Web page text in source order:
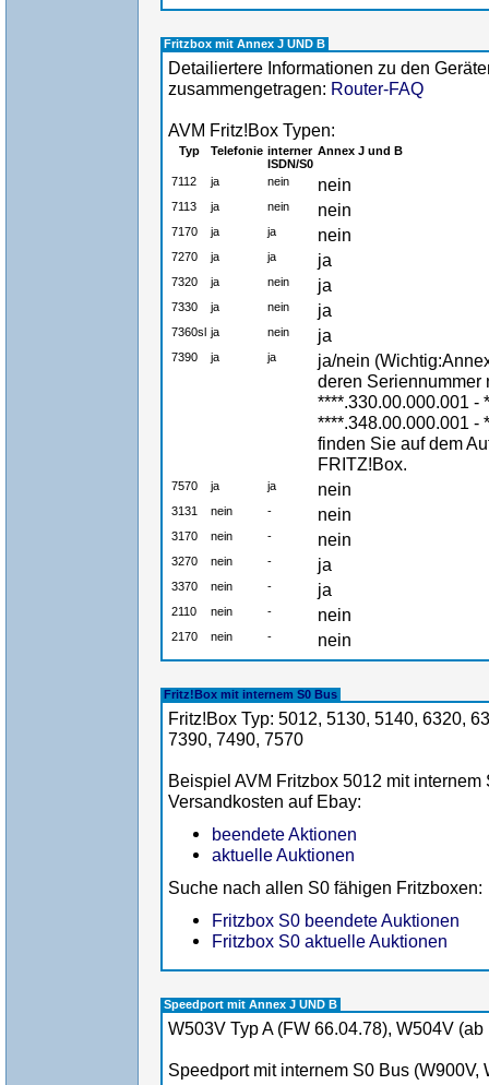
Fritzbox mit Annex J UND B
Detailiertere Informationen zu den
zusammengetragen: Router-FAQ
AVM Fritz!Box Typen:
Typ Telefonie interner
ISDN/S0
Annex J und B
7112 ja nein nein
7113 ja nein nein
7170 ja ja nein
7270 ja ja ja
7320 ja nein ja
7330 ja nein ja
7360sl ja nein ja
7390 ja ja
ja/nein
deren Seriennummer
****.330.00.000.001 -
****.348.00.000.001 -
finden Sie auf dem
FRITZ!Box.
7570 ja ja nein
3131 nein - nein
3170 nein - nein
3270 nein - ja
3370 nein - ja
2110 nein - nein
2170 nein - nein
Fritz!Box mit internem S0 Bus
Fritz!Box Typ: 5012, 5130, 5140, 6320,
7390, 7490, 7570
Beispiel AVM Fritzbox 5012 mit
Versandkosten auf Ebay:
beendete Aktionen
aktuelle Auktionen
Suche nach allen S0 fähigen Fritzboxen:
Fritzbox S0 beendete Auktionen
Fritzbox S0 aktuelle Auktionen
Speedport mit Annex J UND B
W503V Typ A (FW 66.04.78), W504V
Speedport mit internem S0 Bus (W900V,